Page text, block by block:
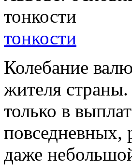
тонкости
Колебание
жителя
только в
повседневных,
даже